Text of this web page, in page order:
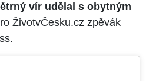
vír udělal s obytným
ŽivotvČesku.cz zpěvák